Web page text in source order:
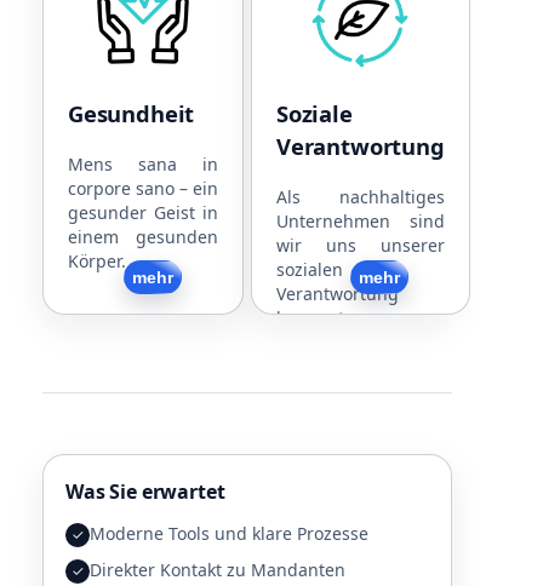
Gesundheit
Mens sana in
corpore sano – ein
gesunder Geist in
einem gesunden
Körper.
mehr
Kooperationen mit
Physiotherapeuten
Ärzten
Fitnesscentern
Gratis Obst und
Snacks
Getränke
Zurück
Soziale
Verantwortung
Als nachhaltiges
Unternehmen sind
wir uns unserer
sozialen
Verantwortung
bewusst.
mehr
Nachhaltige
Unternehmensführung
Strom aus eigener PV-
Soziales Engagement
Zurück
Was Sie erwartet
✓ Moderne Tools und klare Prozesse
✓ Direkter Kontakt zu Mandanten